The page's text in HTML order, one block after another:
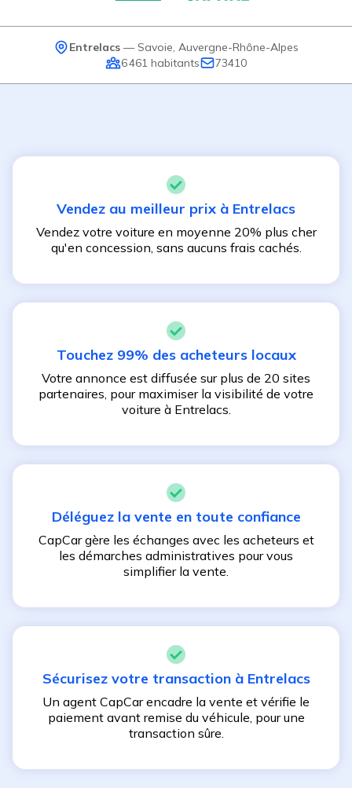
Entrelacs — Savoie Auvergne-Rhône-Alpes
6 461 habitants 73410
Vendez au meilleur prix à Entrelacs
Vendez votre voiture en moyenne 20% plus cher
qu'en concession, sans aucuns frais cachés.
Touchez 99% des acheteurs locaux
Votre annonce est diffusée sur plus de 20 sites
partenaires, pour maximiser la visibilité de votre
voiture à Entrelacs.
Déléguez la vente en toute confiance
CapCar gère les échanges avec les acheteurs et
les démarches administratives pour vous
simplifier la vente.
Sécurisez votre transaction à Entrelacs
Un agent CapCar encadre la vente et vérifie le
paiement avant remise du véhicule, pour une
transaction sûre.